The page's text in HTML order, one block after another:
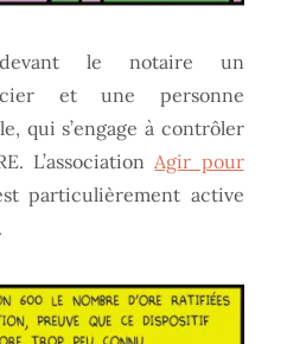
le notaire un
et une personne
qui s’engage à contrôler
L’association Agir pour
particulièrement active